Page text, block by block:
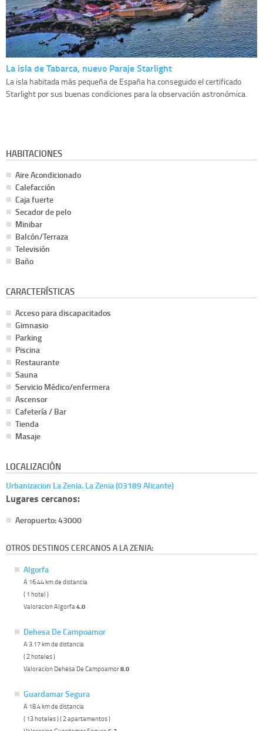
La isla de Tabarca, nuevo Paraje Starlight
La isla habitada más pequeña de España ha conseguido el certificado
Starlight por sus buenas condiciones para la observación astronómica.
HABITACIONES
Aire Acondicionado
Calefacción
Caja fuerte
Secador de pelo
Minibar
Balcón/Terraza
Televisión
Baño
CARACTERÍSTICAS
Acceso para discapacitados
Gimnasio
Parking
Piscina
Restaurante
Sauna
Servicio Médico/enfermera
Ascensor
Cafetería / Bar
Tienda
Masaje
LOCALIZACIÓN
Urbanizacion La Zenia. La Zenia (03189 Alicante)
Lugares cercanos:
Aeropuerto: 43000
OTROS DESTINOS CERCANOS A LA ZENIA:
Algorfa
A 16.44 km de distancia
( 1 hotel )
Valoracion Algorfa4.0
Dehesa De Campoamor
A 3.17 km de distancia
( 2 hoteles )
Valoracion Dehesa De Campoamor8.0
Guardamar Segura
A 18.4 km de distancia
( 13 hoteles ) ( 2 apartamentos )